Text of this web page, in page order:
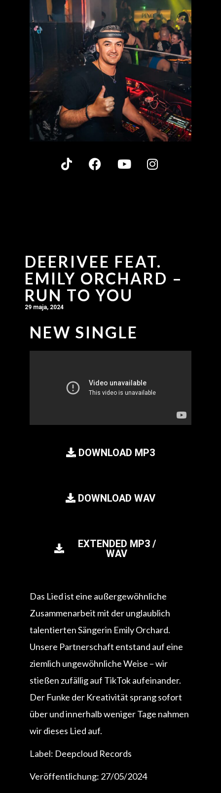
DEERIVEE FEAT.
EMILY ORCHARD –
RUN TO YOU
29 maja, 2024
NEW SINGLE
DOWNLOAD MP3
DOWNLOAD WAV
EXTENDED MP3 /
WAV
Das Lied ist eine außergewöhnliche
Zusammenarbeit mit der unglaublich
talentierten Sängerin Emily Orchard.
Unsere Partnerschaft entstand auf eine
ziemlich ungewöhnliche Weise – wir
stießen zufällig auf TikTok aufeinander.
Der Funke der Kreativität sprang sofort
über und innerhalb weniger Tage nahmen
wir dieses Lied auf.
Label: Deepcloud Records
Veröffentlichung: 27/05/2024